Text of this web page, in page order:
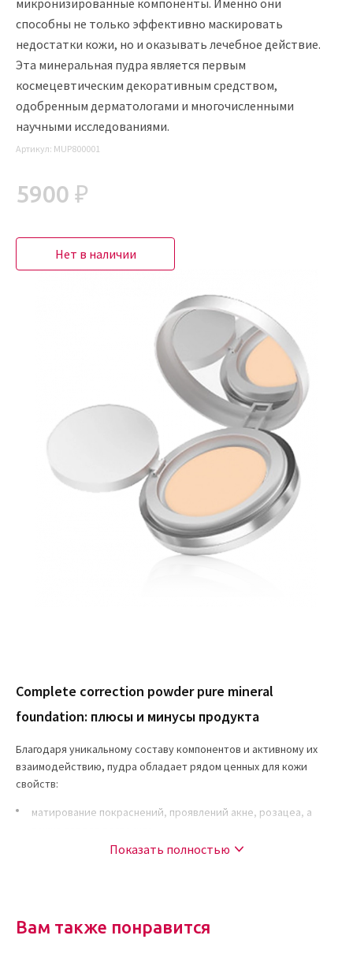
Нет в наличии
Complete correction powder pure mineral
foundation: плюсы и минусы продукта
Благодаря уникальному составу компонентов и активному их
взаимодействию, пудра обладает рядом ценных для кожи
свойств:
матирование покраснений, проявлений акне, розацеа, а
выравнивание тона дермы, осветление;
оказание антиоксидантного действия;
Показать полностью
микронизированные компоненты. Именно они
способны не только эффективно маскировать
недостатки кожи, но и оказывать лечебное действие.
Эта минеральная пудра является первым
космецевтическим декоративным средством,
одобренным дерматологами и многочисленными
научными исследованиями.
Артикул: MUP800001
5900 ₽
Вам также понравится